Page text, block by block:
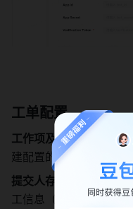
工单配置
工作项及模板配置：
当
建配置的工作项实例
提交人存储字段：用于
工信息（仅可选单行文